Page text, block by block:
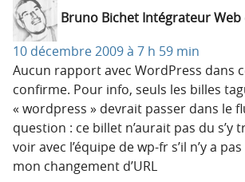
Bruno Bichet Intégrateur Web
10 décembre 2009 à 7 h 59 min
Aucun rapport avec WordPress dans
confirme. Pour info, seuls les billes
« wordpress » devrait passer dans le
question : ce billet n’aurait pas du s’y
voir avec l’équipe de wp-fr s’il n’y a
mon changement d’URL